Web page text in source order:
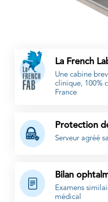
La French
Une cabine
clinique, 100%
France
Protection
Serveur agréé
Bilan
Examens
médical